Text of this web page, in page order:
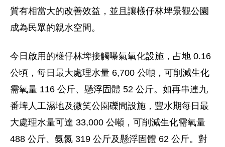
質有相當大的改善效益，並且讓檨仔林埤景觀公園
成為民眾的親水空間。
今日啟用的檨仔林埤接觸曝氣氧化設施，占地 0.16
公頃，每日最大處理水量 6,700 公噸，可削減生化
需氧量 116 公斤、懸浮固體 52 公斤。如再串連九
番埤人工濕地及微笑公園礫間設施，豐水期每日最
大處理水量可達 33,000 公噸，可削減生化需氧量
488 公斤、氨氮 319 公斤及懸浮固體 62 公斤。對